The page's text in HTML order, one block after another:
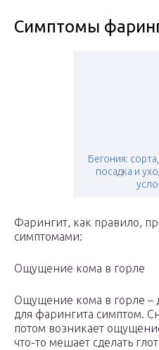
Симптомы
Бегония:
посадка и
Фарингит, как правило,
симптомами:
Ощущение кома в горле
Ощущение кома в горле –
для фарингита симптом.
потом возникает
что-то мешает сделать